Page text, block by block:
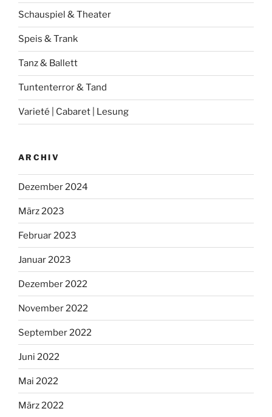
Schauspiel & Theater
Speis & Trank
Tanz & Ballett
Tuntenterror & Tand
Varieté | Cabaret | Lesung
ARCHIV
Dezember 2024
März 2023
Februar 2023
Januar 2023
Dezember 2022
November 2022
September 2022
Juni 2022
Mai 2022
März 2022